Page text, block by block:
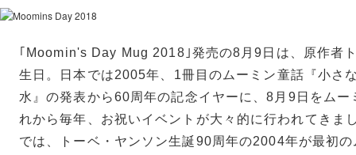
｢Moomin's Day Mug 2018｣発売の8月9日は、原作者
生日。日本では2005年、1冊目のムーミン童話『小さ
水』の発表から60周年の記念イヤーに、8月9日をムー
れから毎年、お祝いイベントが大々的に行われてきま
では、トーベ・ヤンソン生誕90周年の2004年が最初